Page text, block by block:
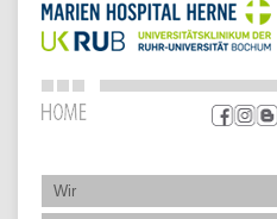
Wir